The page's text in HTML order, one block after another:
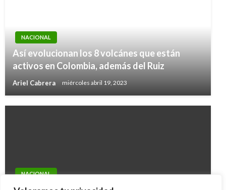
NACIONAL
Así evolucionan los 8 volcánes que están
activos en Colombia, además del Ruiz
Ariel Cabrera miércoles abril 19, 2023
NACIONAL